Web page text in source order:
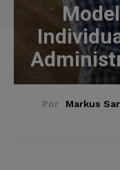
Por Markus